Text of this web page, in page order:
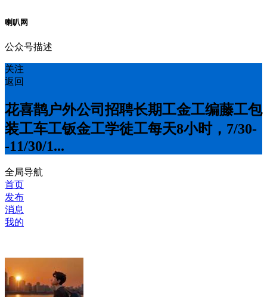
喇叭网
公众号描述
关注
返回
花喜鹊户外公司招聘长期工金工编藤工包
装工车工钣金工学徒工每天8小时，7/30-
-11/30/1...
全局导航
首页
发布
消息
我的